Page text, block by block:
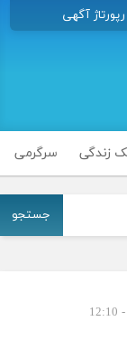
آگهی
زندگی سرگرمی
جستجو